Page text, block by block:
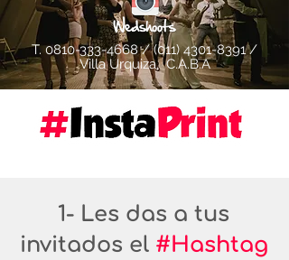
T.0810-333-4668/(011) 4301-8391/
Villa Urquiza, C.A.B.A
1- Les das a tus
invitados el #Hashtag